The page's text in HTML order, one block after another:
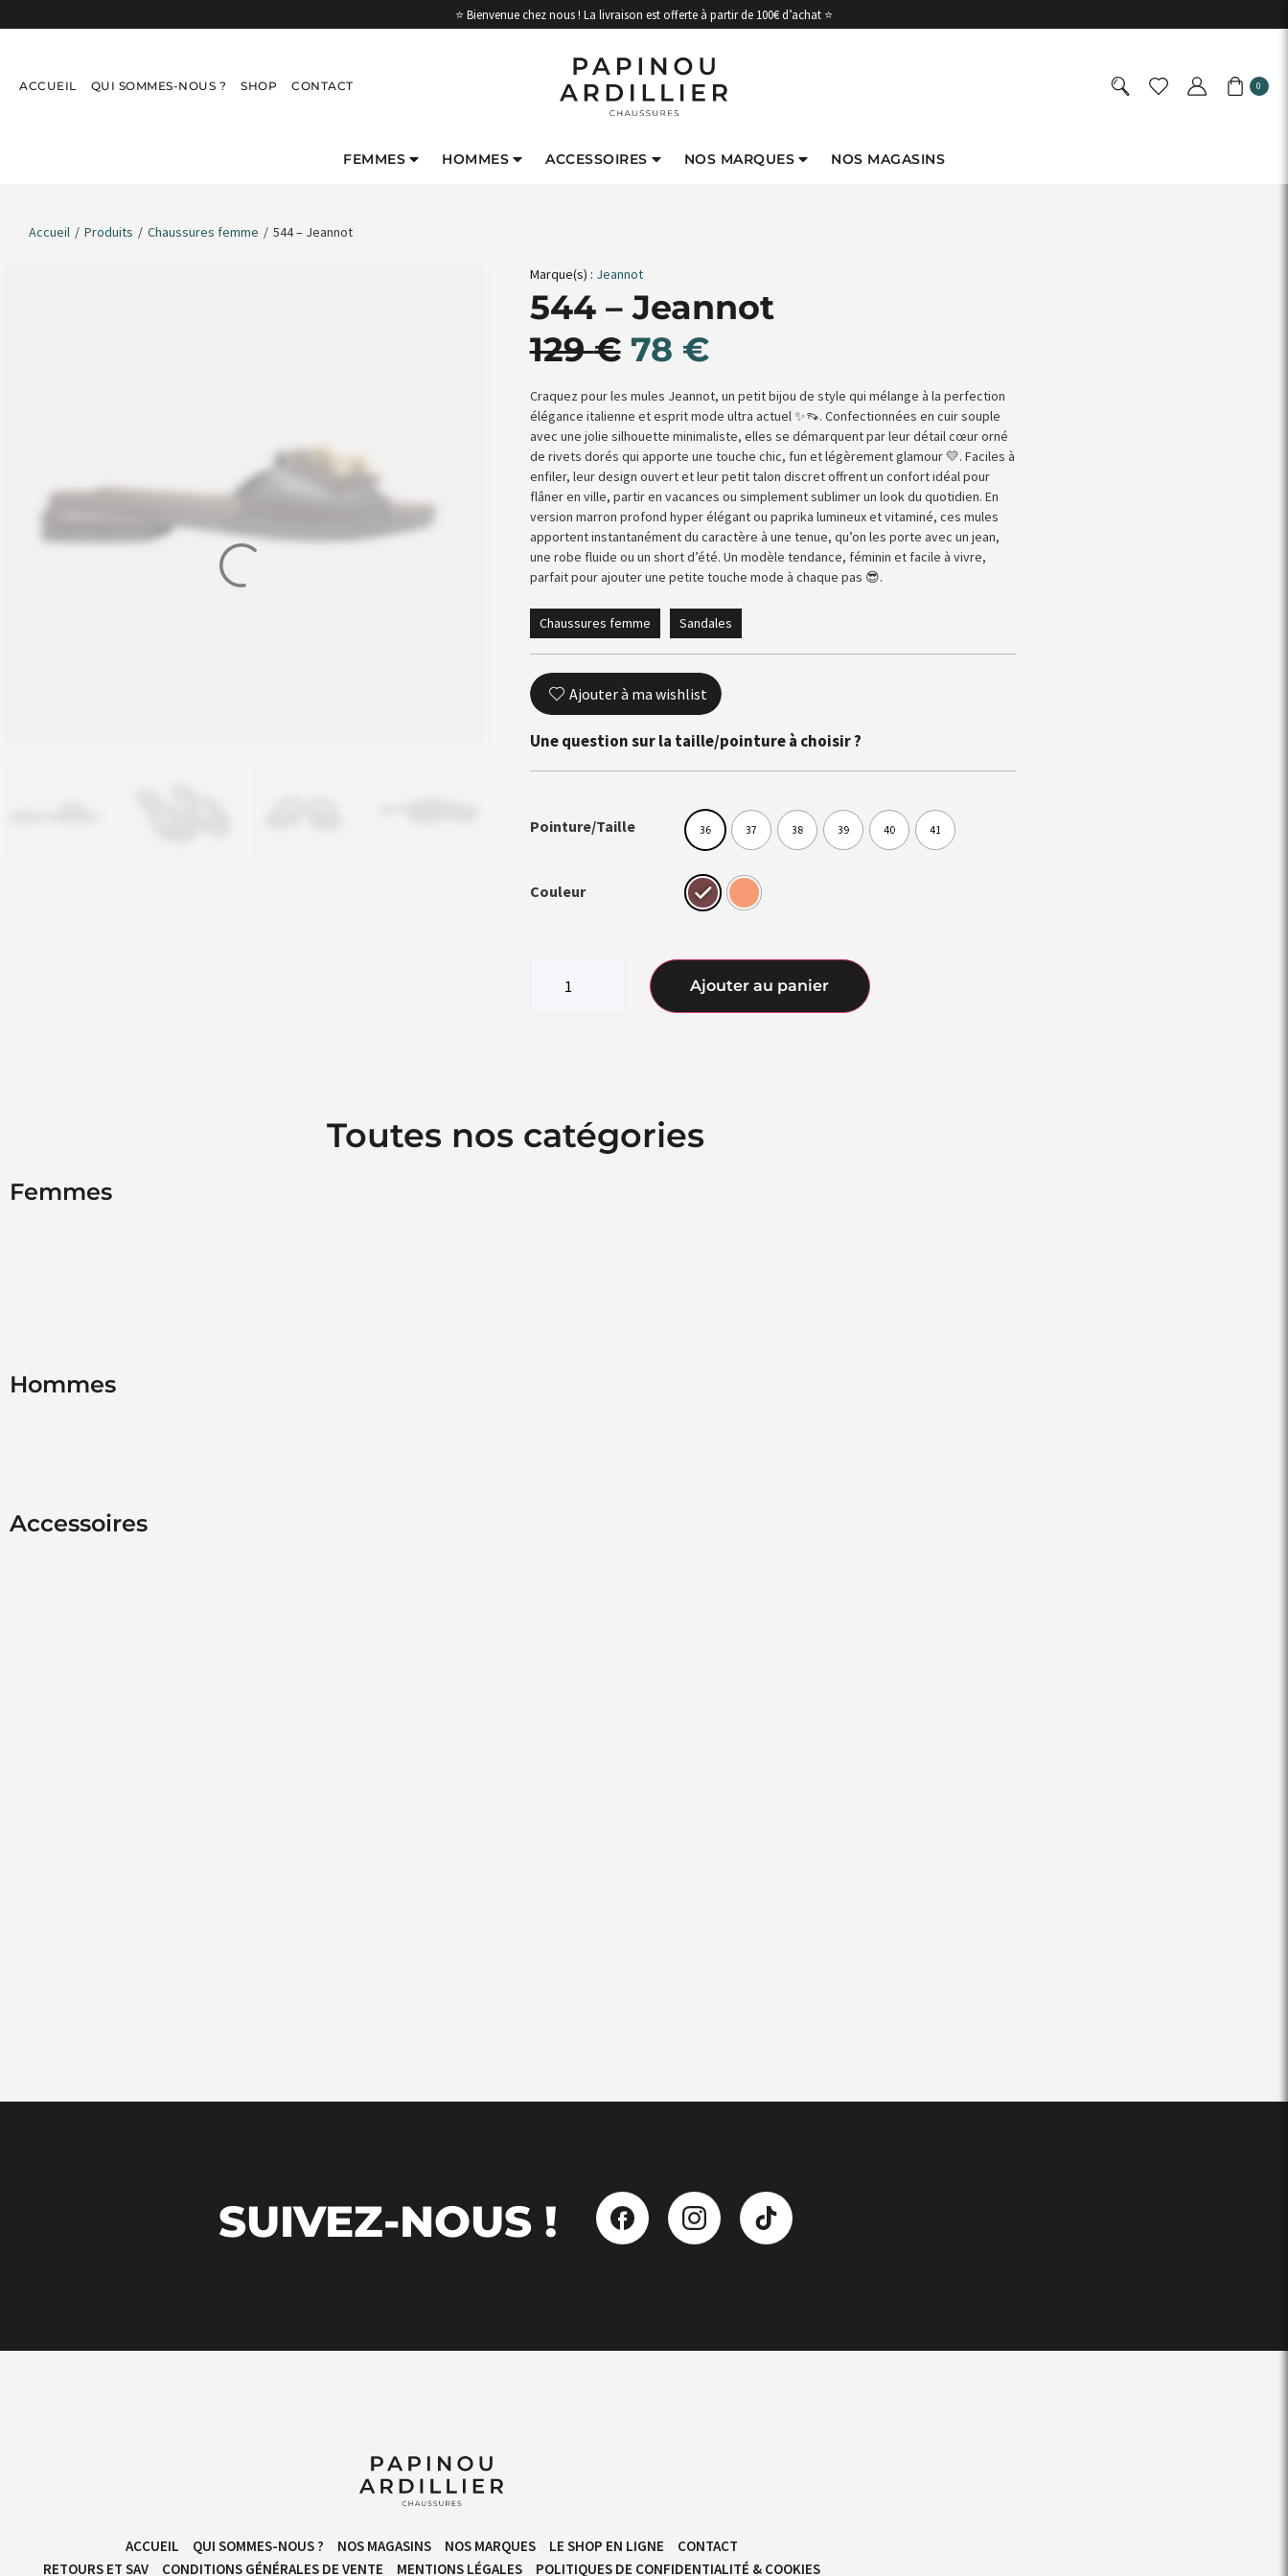
⭐ Bienvenue chez nous ! La livraison est offerte à partir de 100€ d’achat ⭐
ACCUEIL QUI SOMMES-NOUS ? SHOP CONTACT 0
FEMMES HOMMES ACCESSOIRES NOS MARQUES NOS MAGASINS
Accueil / Produits / Chaussures femme / 544 – Jeannot
Marque(s) : Jeannot
544 – Jeannot
129€ 78 €
Craquez pour les mules Jeannot, un petit bijou de style qui mélange à la perfection
élégance italienne et esprit mode ultra actuel ✨👡. Confectionnées en cuir souple
avec une jolie silhouette minimaliste, elles se démarquent par leur détail cœur orné
de rivets dorés qui apporte une touche chic, fun et légèrement glamour 💛. Faciles à
enfiler, leur design ouvert et leur petit talon discret offrent un confort idéal pour
flâner en ville, partir en vacances ou simplement sublimer un look du quotidien. En
version marron profond hyper élégant ou paprika lumineux et vitaminé, ces mules
apportent instantanément du caractère à une tenue, qu’on les porte avec un jean,
une robe fluide ou un short d’été. Un modèle tendance, féminin et facile à vivre,
parfait pour ajouter une petite touche mode à chaque pas 😎.
Chaussures femme Sandales
Ajouter à ma wishlist
Une question sur la taille/pointure à choisir ?
Pointure/Taille 36 37 38 39 40 41
Couleur
Ajouter au panier
Toutes nos catégories
Femmes
Hommes
Accessoires
SUIVEZ-NOUS !
ACCUEIL QUI SOMMES-NOUS ? NOS MAGASINS NOS MARQUES LE SHOP EN LIGNE
CONTACT
RETOURS ET SAV
CONDITIONS GÉNÉRALES DE VENTE​ MENTIONS LÉGALES POLITIQUES DE CONFIDENTIALITÉ & COOKIES